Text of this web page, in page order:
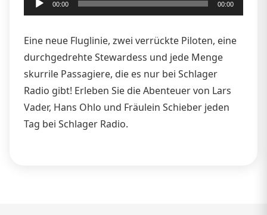
Player
00:00 00:00
Eine neue Fluglinie, zwei verrückte Piloten, eine
durchgedrehte Stewardess und jede Menge
skurrile Passagiere, die es nur bei Schlager
Radio gibt! Erleben Sie die Abenteuer von Lars
Vader, Hans Ohlo und Fräulein Schieber jeden
Tag bei Schlager Radio.